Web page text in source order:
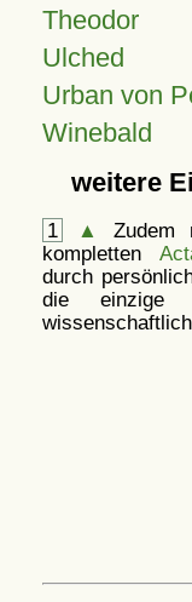
Theodor
Ulched
Urban von
Winebald
weitere
1 ▲
Zudem
kompletten
durch
die einzige